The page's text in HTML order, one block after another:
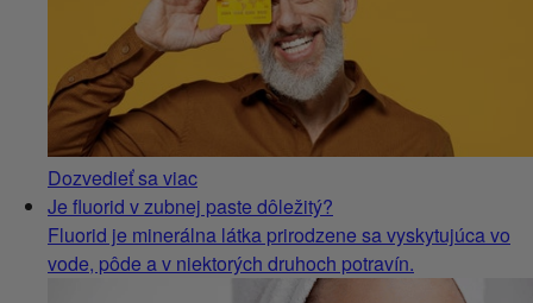
Dozvedieť sa viac
Je fluorid v zubnej paste dôležitý?
Fluorid je minerálna látka prirodzene sa vyskytujúca vo
vode, pôde a v niektorých druhoch potravín.